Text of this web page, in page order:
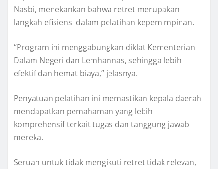
Nasbi, menekankan bahwa retret merupakan
langkah efisiensi dalam pelatihan kepemimpinan.
“Program ini menggabungkan diklat Kementerian
Dalam Negeri dan Lemhannas, sehingga lebih
efektif dan hemat biaya,” jelasnya.
Penyatuan pelatihan ini memastikan kepala daerah
mendapatkan pemahaman yang lebih
komprehensif terkait tugas dan tanggung jawab
mereka.
Seruan untuk tidak mengikuti retret tidak relevan,